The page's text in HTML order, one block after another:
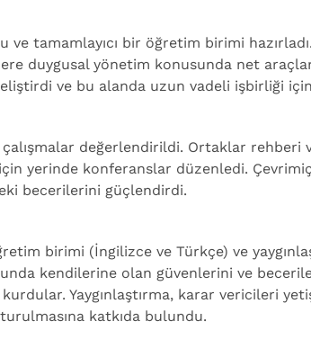
ve tamamlayıcı bir öğretim birimi
duygusal yönetim konusunda net
ve bu alanda uzun vadeli işbirliği
değerlendirildi. Ortaklar rehberi
yerinde konferanslar düzenledi.
becerilerini güçlendirdi.
birimi (İngilizce ve Türkçe) ve
kendilerine olan güvenlerini ve
Yaygınlaştırma, karar vericileri
katkıda bulundu.